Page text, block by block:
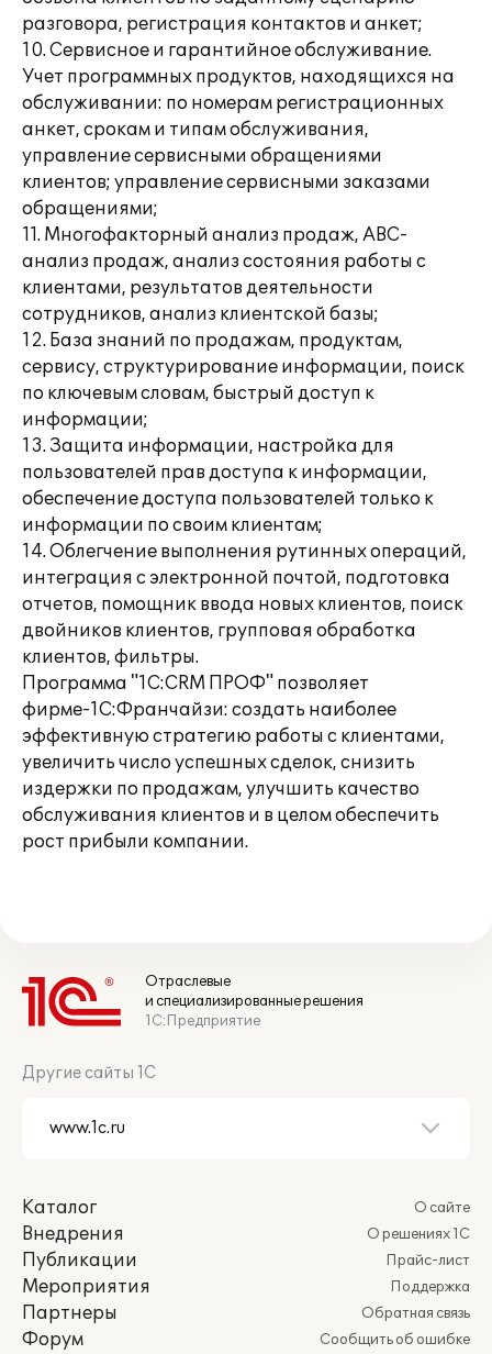
разговора, регистрация контактов и анкет;
10. Сервисное и гарантийное обслуживание.
Учет программных продуктов, находящихся на
обслуживании: по номерам регистрационных
анкет, срокам и типам обслуживания,
управление сервисными обращениями
клиентов; управление сервисными заказами
обращениями;
11. Многофакторный анализ продаж, АВС-
анализ продаж, анализ состояния работы с
клиентами, результатов деятельности
сотрудников, анализ клиентской базы;
12. База знаний по продажам, продуктам,
сервису, структурирование информации, поиск
по ключевым словам, быстрый доступ к
информации;
13. Защита информации, настройка для
пользователей прав доступа к информации,
обеспечение доступа пользователей только к
информации по своим клиентам;
14. Облегчение выполнения рутинных операций,
интеграция с электронной почтой, подготовка
отчетов, помощник ввода новых клиентов, поиск
двойников клиентов, групповая обработка
клиентов, фильтры.
Программа "1С:CRM ПРОФ" позволяет
фирме-1С:Франчайзи: создать наиболее
эффективную стратегию работы с клиентами,
увеличить число успешных сделок, снизить
издержки по продажам, улучшить качество
обслуживания клиентов и в целом обеспечить
рост прибыли компании.
Отраслевые
и специализированные решения
1С:Предприятие
Другие сайты 1С
Каталог
Внедрения
Публикации
Мероприятия
Партнеры
Форум
О сайте
О решениях 1С
Прайс-лист
Поддержка
Обратная связь
Сообщить об ошибке